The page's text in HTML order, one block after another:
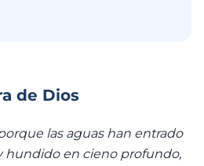
de Dios
las aguas han entrado
hundido en cieno profundo,